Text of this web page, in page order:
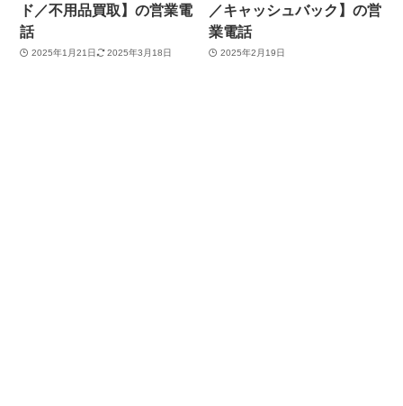
ド／不用品買取】の営業電
話
2025年1月21日 2025年3月18日
／キャッシュバック】の営
業電話
2025年2月19日